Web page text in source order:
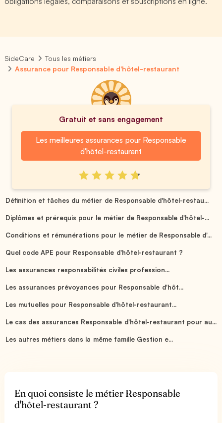
SideCare
Tous les métiers
Assurance pour Responsable d'hôtel-restaurant
Gratuit et sans engagement
Les meilleures assurances pour Responsable
d'hôtel-restaurant
Définition et tâches du métier de Responsable d'hôtel-restau...
Diplômes et prérequis pour le métier de Responsable d'hôtel-...
Conditions et rémunérations pour le métier de Responsable d'...
Quel code APE pour Responsable d'hôtel-restaurant ?
Les assurances responsabilités civiles profession...
Les assurances prévoyances pour Responsable d'hôt...
Les mutuelles pour Responsable d'hôtel-restaurant...
Le cas des assurances Responsable d'hôtel-restaurant pour au...
Les autres métiers dans la même famille Gestion e...
En quoi consiste le métier Responsable
d'hôtel-restaurant ?